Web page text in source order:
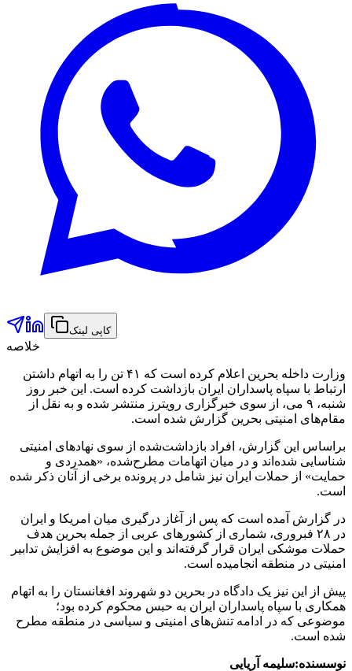
کاپی لینک
خلاصه
وزارت داخله بحرین اعلام کرده است که ۴۱ تن را به اتهام داشتن
ارتباط با سپاه پاسداران ایران بازداشت کرده است. این خبر روز
شنبه، ۹ می، از سوی خبرگزاری رویترز منتشر شده و به نقل از
مقام‌های امنیتی بحرین گزارش شده است.
براساس این گزارش، افراد بازداشت‌شده از سوی نهادهای امنیتی
شناسایی شده‌اند و در میان اتهامات مطرح‌شده، «همدردی و
حمایت» از حملات ایران نیز شامل در پرونده برخی از آنان ذکر شده
است.
در گزارش آمده است که پس از آغاز درگیری میان امریکا و ایران
در ۲۸ فبروری، شماری از کشورهای عربی از جمله بحرین هدف
حملات موشکی ایران قرار گرفته‌اند و این موضوع به افزایش تدابیر
امنیتی در منطقه انجامیده است.
پیش از این نیز یک دادگاه در بحرین دو شهروند افغانستان را به اتهام
همکاری با سپاه پاسداران ایران به حبس محکوم کرده بود؛
موضوعی که در ادامه تنش‌های امنیتی و سیاسی در منطقه مطرح
شده است.
نوسسنده:سلیمه آریایی